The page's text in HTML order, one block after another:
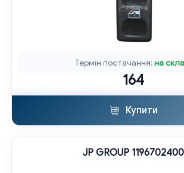
Термін постачання:на
164
Купити
JP GROUP 1196702400